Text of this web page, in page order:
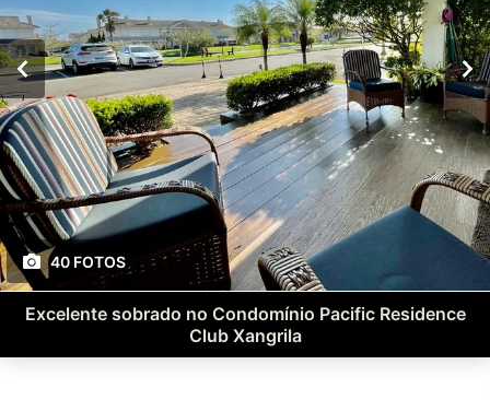
40 FOTOS
Excelente sobrado no Condomínio Pacific Residence
Club Xangrila